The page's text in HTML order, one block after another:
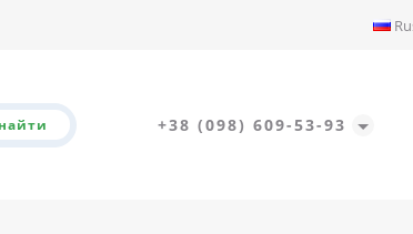
найти +38 (098) 609-53-93